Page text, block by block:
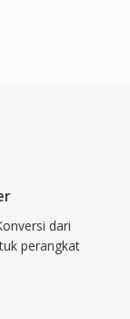
dan
an,
berbagai
lebih
3G2
dari
perangkat